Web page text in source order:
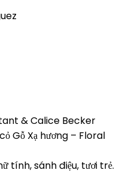
& Calice Becker
Gỗ Xạ hương – Floral
tính, sánh điệu, tươi trẻ.